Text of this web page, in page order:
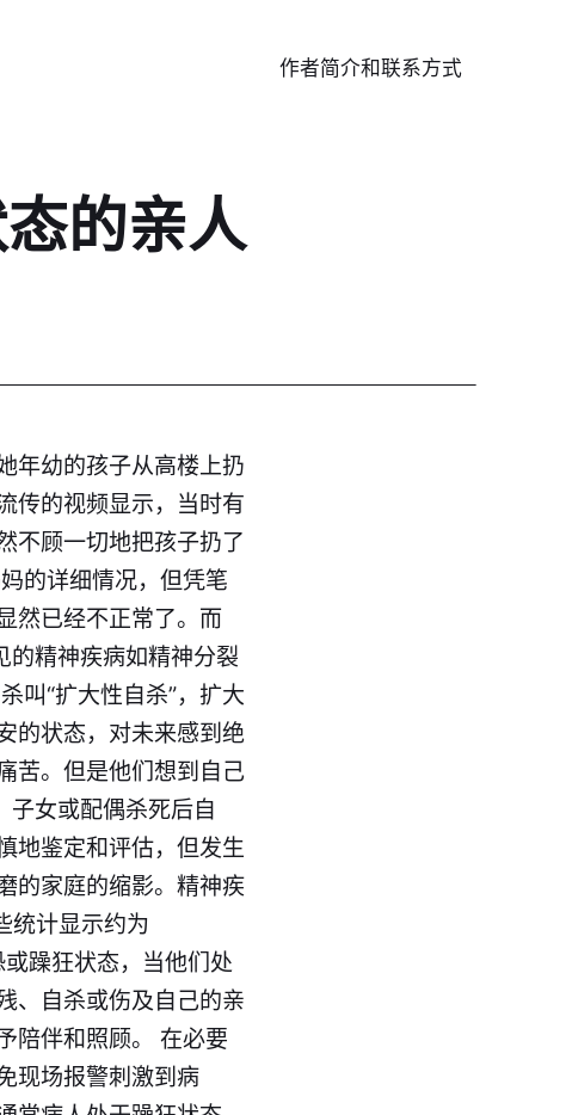
作者简介和联系方式
的亲人
年幼的孩子从高楼上扔
传的视频显示，当时有
不顾一切地把孩子扔了
的详细情况，但凭笔
然已经不正常了。而
的精神疾病如精神分裂
叫“扩大性自杀”，扩大
的状态，对未来感到绝
苦。但是他们想到自己
子女或配偶杀死后自
地鉴定和评估，但发生
的家庭的缩影。精神疾
统计显示约为
躁狂状态，当他们处
、自杀或伤及自己的亲
陪伴和照顾。 在必要
现场报警刺激到病